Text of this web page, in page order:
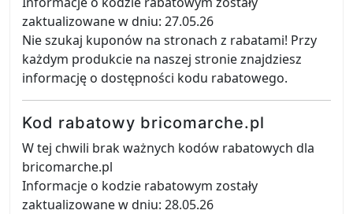
zaktualizowane w dniu: 27.05.26
Nie szukaj kuponów na stronach z rabatami! Przy
każdym produkcie na naszej stronie znajdziesz
informację o dostępności kodu rabatowego.
Kod rabatowy bricomarche.pl
W tej chwili brak ważnych kodów rabatowych dla
bricomarche.pl
Informacje o kodzie rabatowym zostały
zaktualizowane w dniu: 28.05.26